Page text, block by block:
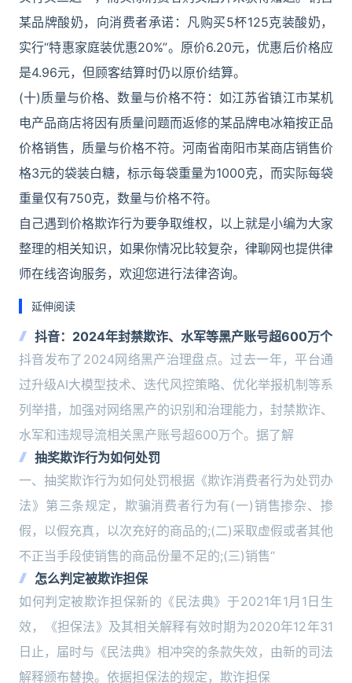
某品牌酸奶，向消费者承诺：凡购买5杯125克装酸奶，
实行“特惠家庭装优惠20%”。原价6.20元，优惠后价格应
是4.96元，但顾客结算时仍以原价结算。
(十)质量与价格、数量与价格不符：如江苏省镇江市某机
电产品商店将因有质量问题而返修的某品牌电冰箱按正品
价格销售，质量与价格不符。河南省南阳市某商店销售价
格3元的袋装白糖，标示每袋重量为1000克，而实际每袋
重量仅有750克，数量与价格不符。
自己遇到价格欺诈行为要争取维权，以上就是小编为大家
整理的相关知识，如果你情况比较复杂，律聊网也提供律
师在线咨询服务，欢迎您进行法律咨询。
延伸阅读
抖音：2024年封禁欺诈、水军等黑产账号超600万个
抖音发布了2024网络黑产治理盘点。过去一年，平台通
过升级AI大模型技术、迭代风控策略、优化举报机制等系
列举措，加强对网络黑产的识别和治理能力，封禁欺诈、
水军和违规导流相关黑产账号超600万个。据了解
抽奖欺诈行为如何处罚
一、抽奖欺诈行为如何处罚根据《欺诈消费者行为处罚办
法》第三条规定，欺骗消费者行为有(一)销售掺杂、掺
假，以假充真，以次充好的商品的;(二)采取虚假或者其他
不正当手段使销售的商品份量不足的;(三)销售“
怎么判定被欺诈担保
如何判定被欺诈担保新的《民法典》于2021年1月1日生
效，《担保法》及其相关解释有效时期为2020年12年31
日止，届时与《民法典》相冲突的条款失效，由新的司法
解释颁布替换。依据担保法的规定，欺诈担保